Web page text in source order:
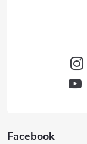
Facebook